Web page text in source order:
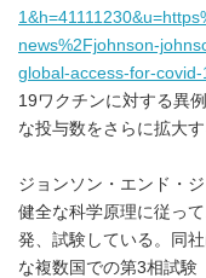
news%2Fjohnson-
global-access-for-
19ワクチンに対する異
な投与数をさらに拡大
ジョンソン・エンド・
健全な科学原理に従っ
発、試験している。同
な複数国での第3相試験